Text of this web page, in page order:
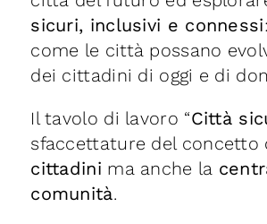
sicuri, inclusivi e connessi
come le città possano
dei cittadini di oggi e di
Il tavolo di lavoro “Città
sfaccettature del concetto
cittadini ma anche la
comunità.